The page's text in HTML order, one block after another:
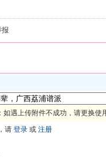
报
如遇上传附件不成功，请更换使
请 登录 或 注册